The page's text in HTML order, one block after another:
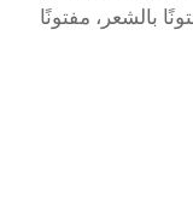
بالشعر، مفتونًا